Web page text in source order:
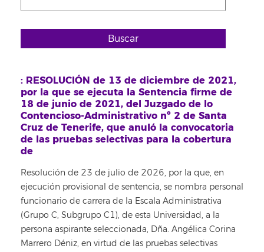
Buscar
: RESOLUCIÓN de 13 de diciembre de 2021,
por la que se ejecuta la Sentencia firme de
18 de junio de 2021, del Juzgado de lo
Contencioso-Administrativo nº 2 de Santa
Cruz de Tenerife, que anuló la convocatoria
de las pruebas selectivas para la cobertura
de
Resolución de 23 de julio de 2026, por la que, en
ejecución provisional de sentencia, se nombra personal
funcionario de carrera de la Escala Administrativa
(Grupo C, Subgrupo C1), de esta Universidad, a la
persona aspirante seleccionada, Dña. Angélica Corina
Marrero Déniz, en virtud de las pruebas selectivas